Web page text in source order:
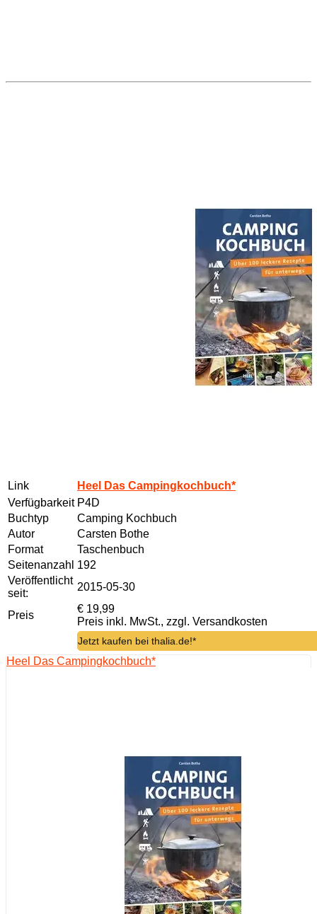
Link
Heel Das Campingkochbuch*
Verfügbarkeit P4D
Buchtyp
Camping Kochbuch
Autor
Carsten Bothe
Format
Taschenbuch
Seitenanzahl 192
Veröffentlicht
seit:
2015-05-30
Preis
€ 19,99
Preis inkl. MwSt., zzgl. Versandkosten
Jetzt kaufen bei thalia.de!*
Heel Das Campingkochbuch*